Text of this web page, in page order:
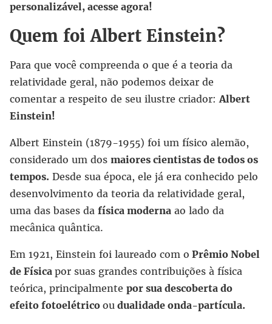
personalizável, acesse agora!
Quem foi Albert Einstein?
Para que você compreenda o que é a teoria da
relatividade geral, não podemos deixar de
comentar a respeito de seu ilustre criador:Albert
Einstein!
Albert Einstein (1879-1955) foi um físico alemão,
considerado um dos maiores cientistas de todos os
tempos. Desde sua época, ele já era conhecido pelo
desenvolvimento da teoria da relatividade geral,
uma das bases da física moderna ao lado da
mecânica quântica.
Em 1921, Einstein foi laureado com o Prêmio Nobel
de Física por suas grandes contribuições à física
teórica, principalmente por sua descoberta do
efeito fotoelétrico ou dualidade onda-partícula.